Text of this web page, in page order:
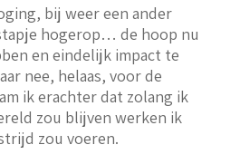
bij weer een ander
hogerop… de hoop nu
en eindelijk impact te
nee, helaas, voor de
ik erachter dat zolang ik
zou blijven werken ik
zou voeren.